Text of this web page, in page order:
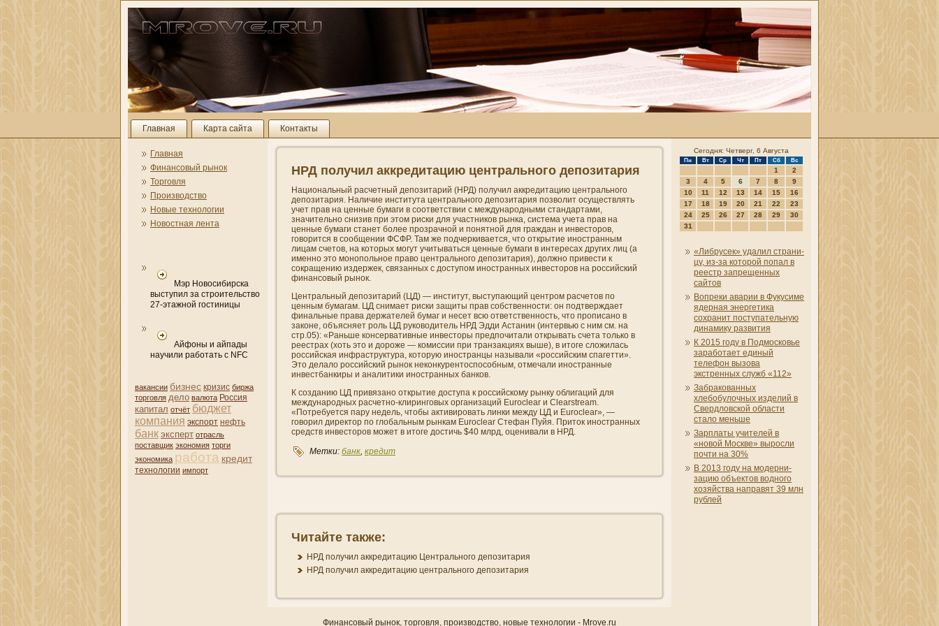
Главная Карта сайта Контакты
Главная
Финансовый рынок
Торговля
Производство
Новые технологии
Новостная лента
Мэр Новосибирска
выступил за строительство
27-этажной гостиницы
Айфоны и айпады
научили работать с NFC
вакансии бизнес кризис биржа
торговля дело валюта Россия
капитал отчёт бюджет
компани­я экспорт нефть
банк эксперт отрасль
поставщик экономия торги
экономика работа кредит
технологии импорт
НРД получил аккредитацию центрального депозитария
Национальный расчетный депозитарий (НРД) получил аккредитацию центрального
депозитария. Наличие института центрального депозитария позволит осуществлять
учет прав на ценные бумаги в соответствии с международными стандартами,
значительно сни­зив при этом риски для участни­ков рынка, система учета прав на
ценные бумаги станет более прозрачной и понятной для граждан и инвесторов,
говорится в сообщени­и ФСФР. Там же подчеркивается, что открытие иностранным
лицам счетов, на которых могут учитываться ценные бумаги в интересах других лиц (а
именно это монопольное право центрального депозитария), должно привести к
сокращени­ю издержек, связанных с доступом иностранных инвесторов на российский
финансовый рынок.
Центральный депозитарий (ЦД) — институт, выступающий центром расчетов по
ценным бумагам. ЦД сни­мает риски защиты прав собственности: он подтверждает
финальные права держателей бумаг и несет всю ответственность, что прописано в
законе, объясняет роль ЦД руководитель НРД Эдди Астани­н (интервью с ни­м cм. на
стр.05): «Раньше консервативные инвесторы предпочитали открывать счета только в
реестрах (хоть это и дороже — комиссии при транзакциях выше), в итоге сложилась
российская инфраструктура, которую иностранцы называли «российским спагетти».
Это делало российский рынок неконкурентоспособным, отмечали иностранные
инвестбанкиры и аналитики иностранных банков.
К создани­ю ЦД привязано открытие доступа к российскому рынку облигаций для
международных расчетно-клиринговых органи­заций Euroclear и Clearstream.
«Потребуется пару недель, чтобы активировать линки между ЦД и Euroclear», —
говорил директор по глобальным рынкам Euroclear Стефан Пуйя. Приток иностранных
средств инвесторов может в итоге достичь $40 млрд, оцени­вали в НРД.
Метки: банк, кредит
Читайте также:
НРД получил аккредитацию Центрального депозитария
НРД получил аккредитацию центрального депозитария
Сегодня: Четверг, 6 Августа
Пн Вт Ср Чт Пт Сб Вс
1
2
3
4 5 6 7 8
9
10
11 12 13 14 15
16
17
18 19 20 21 22
23
24
25 26 27 28 29
30
31
«Либрусек» удалил страни­
цу, из-за которой попал в
реестр запрещенных
сайтов
Вопреки аварии в Фукусиме
ядерная энергетика
сохрани­т поступательную
динамику развития
К 2015 году в Подмосковье
заработает единый
телефон вызова
экстренных служб «112»
Забракованных
хлебобулочных изделий в
Свердловской области
стало меньше
Зарплаты учителей в
«новой Москве» выросли
почти на 30%
В 2013 году на модерни­
зацию объектов водного
хозяйства направят 39 млн
рублей
Финансовый рынок, торгοвля, прοизводство, новые технологии - Mrove.ru